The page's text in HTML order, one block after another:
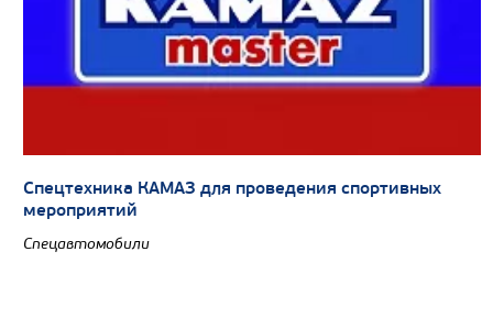
Спецтехника КАМАЗ для проведения спортивных
мероприятий
Спецавтомобили